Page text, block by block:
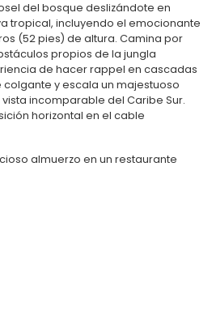
del bosque deslizándote en
tropical, incluyendo el emocionante
(52 pies) de altura. Camina por
propios de la jungla
de hacer rappel en cascadas
y escala un majestuoso
incomparable del Caribe Sur.
horizontal en el cable
almuerzo en un restaurante